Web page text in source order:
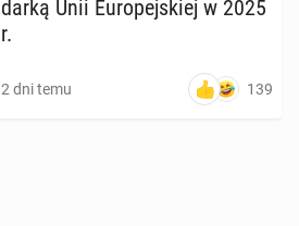
dar­ką Unii Eu­ro­pej­skiej w 2025
r.
2 dni temu 139